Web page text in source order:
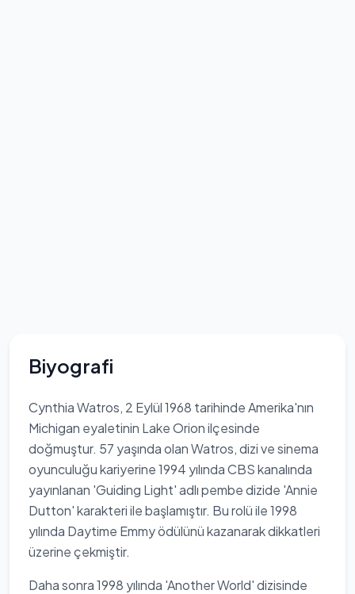
Biyografi
Cynthia Watros, 2 Eylül 1968 tarihinde Amerika'nın
Michigan eyaletinin Lake Orion ilçesinde
doğmuştur. 57 yaşında olan Watros, dizi ve sinema
oyunculuğu kariyerine 1994 yılında CBS kanalında
yayınlanan 'Guiding Light' adlı pembe dizide 'Annie
Dutton' karakteri ile başlamıştır. Bu rolü ile 1998
yılında Daytime Emmy ödülünü kazanarak dikkatleri
üzerine çekmiştir.
Daha sonra 1998 yılında 'Another World' dizisinde